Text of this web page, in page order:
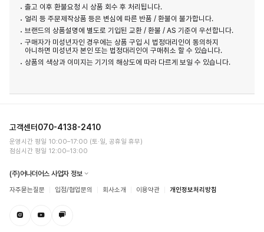
출고 이후 환불요청 시 상품 회수 후 처리됩니다.
얼리 등 주문제작상품 등은 변심에 따른 반품 / 환불이 불가합니다.
브랜드의 상품설명에 별도로 기입된 교환 / 환불 / AS 기준이 우선합니다.
구매자가 미성년자인 경우에는 상품 구입 시 법정대리인이 동의하지
아니하면 미성년자 본인 또는 법정대리인이 구매취소 할 수 있습니다.
상품의 색상과 이미지는 기기의 해상도에 따라 다르게 보일 수 있습니다.
고객센터070-4138-2410
운영시간 평일 10:00–17:00 (토·일, 공휴일 휴무)
점심시간 평일 12:00–13:00
(주)어나더어스 사업자 정보
자주묻는질문 입점/협업문의 회사소개 이용약관 개인정보처리방침